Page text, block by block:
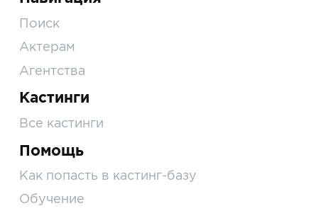
Поиск
Актерам
Агентства
Кастинги
Все кастинги
Помощь
Как попасть в кастинг-базу
Обучение